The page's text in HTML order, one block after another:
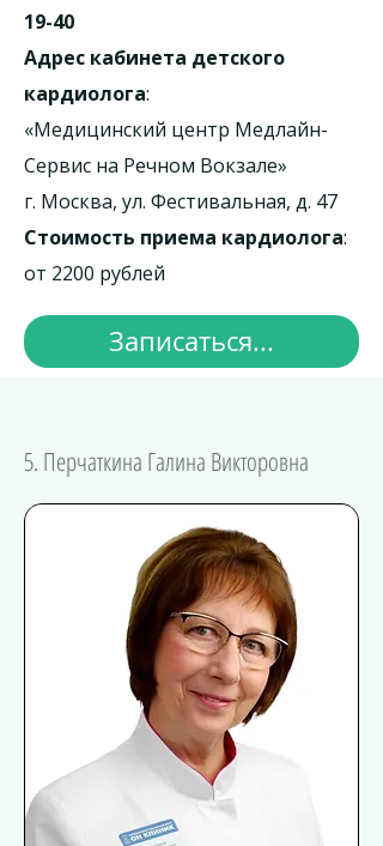
19-40
Адрес кабинета детского
кардиолога:
«Медицинский центр Медлайн-
Сервис на Речном Вокзале»
г. Москва, ул. Фестивальная, д. 47
Стоимость приема кардиолога:
от 2200 рублей
Записаться...
5. Перчаткина Галина Викторовна